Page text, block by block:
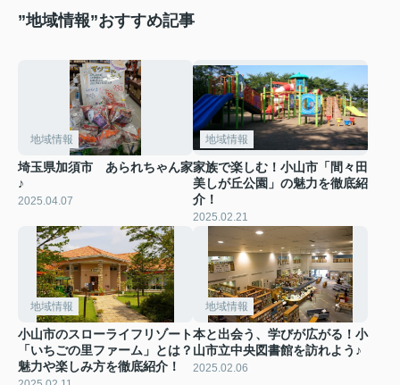
”地域情報”おすすめ記事
地域情報
埼玉県加須市 あられちゃん家
♪
2025.04.07
地域情報
家族で楽しむ！小山市「間々田
美しが丘公園」の魅力を徹底紹
介！
2025.02.21
地域情報
小山市のスローライフリゾート
「いちごの里ファーム」とは？
魅力や楽しみ方を徹底紹介！
地域情報
本と出会う、学びが広がる！小
山市立中央図書館を訪れよう♪
2025.02.06